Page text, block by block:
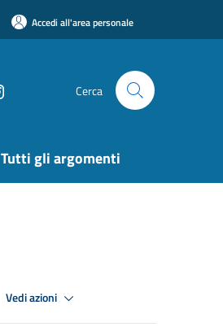
Accedi all'area personale
Cerca
Tutti gli argomenti
Vedi azioni